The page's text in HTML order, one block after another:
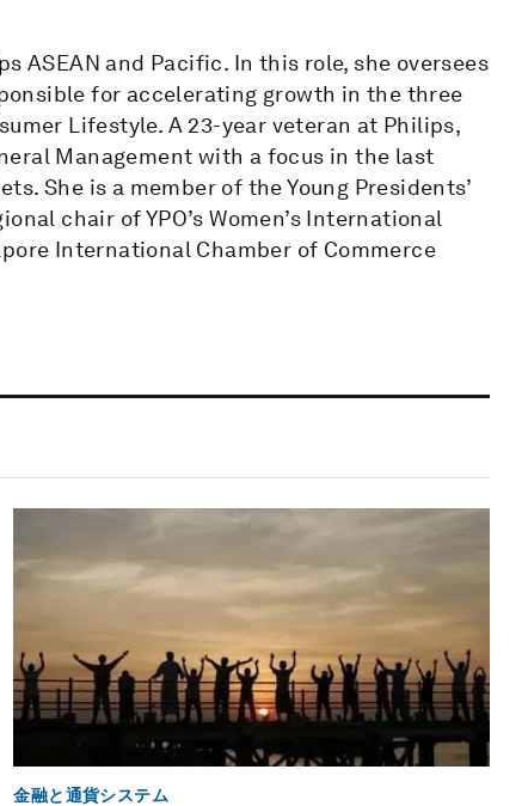
ASEAN and Pacific. In this role, she oversees
for accelerating growth in the three
Lifestyle. A 23-year veteran at Philips,
Management with a focus in the last
She is a member of the Young Presidents’
chair of YPO’s Women’s International
International Chamber of Commerce
金融と通貨システム